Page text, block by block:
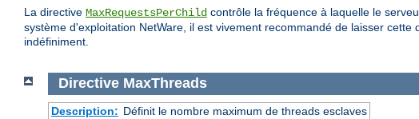
La directive MaxRequestsPerChild contrôle la fréquence à laquelle le
système d'exploitation NetWare, il est vivement recommandé de laisser
indéfiniment.
Directive MaxThreads
Description: Définit le nombre maximum de threads esclaves